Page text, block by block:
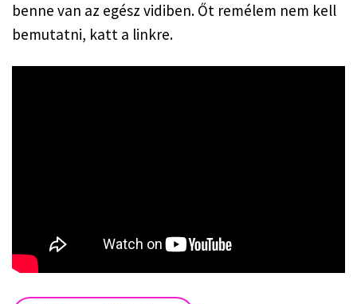
benne van az egész vidiben. Őt remélem nem kell
bemutatni, katt a linkre.